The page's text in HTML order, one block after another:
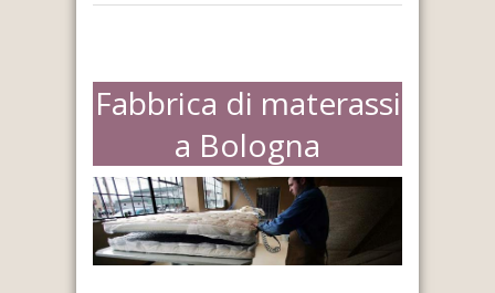
Fabbrica di materassi
a Bologna